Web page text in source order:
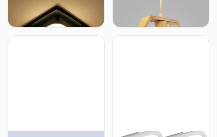
Artpad Led-plafondlamp
12W, ijzeren vierkante
plafondlamp met acryl
lampenkap, moderne,
Artpad Nordic Houten
Zeshoek Geometrische
Hanglampen Enkele Kop
Hangende Eetkamer Bar